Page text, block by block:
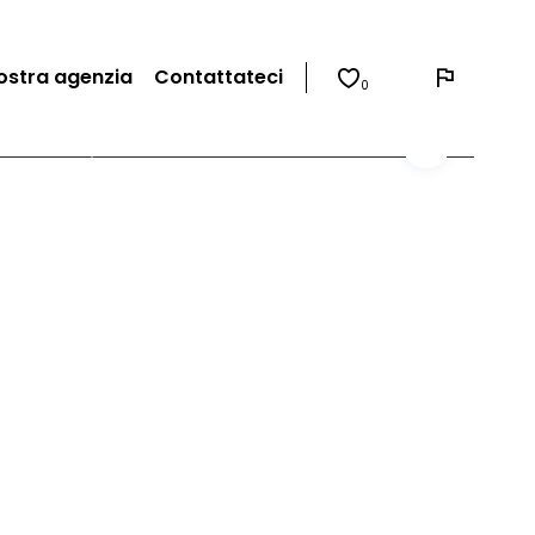
agenzia Contattateci 0